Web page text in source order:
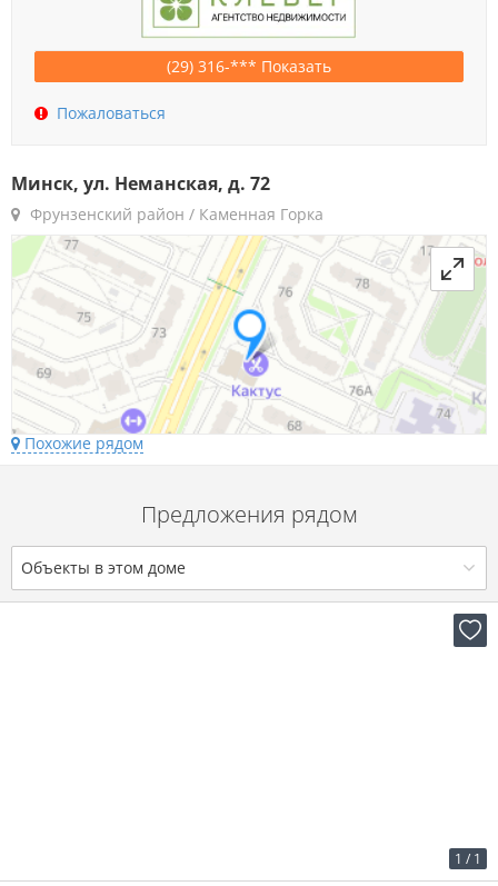
(29) 316-*** Показать
Пожаловаться
Минск, ул. Неманская, д. 72
Фрунзенский район / Каменная Горка
Похожие рядом
Предложения рядом
Объекты в этом доме
1 / 1